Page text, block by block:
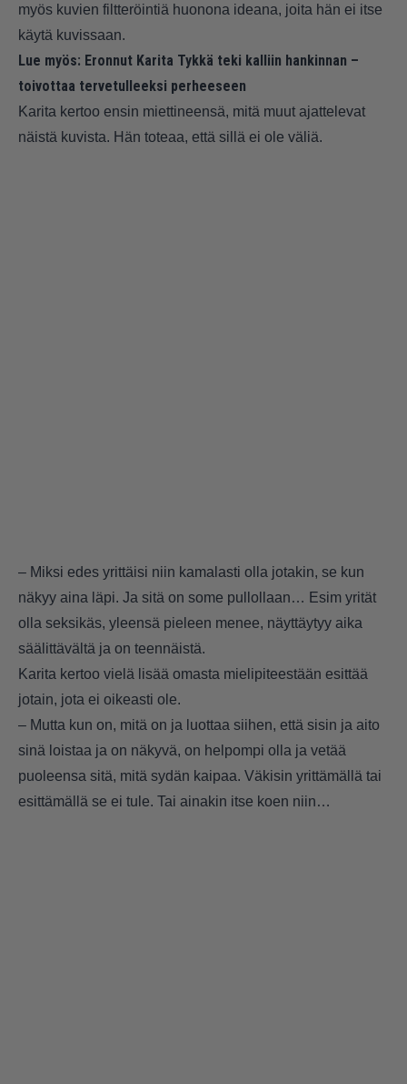
myös kuvien filtteröintiä huonona ideana, joita hän ei itse
käytä kuvissaan.
Lue myös: Eronnut Karita Tykkä teki kalliin hankinnan –
toivottaa tervetulleeksi perheeseen
Karita kertoo ensin miettineensä, mitä muut ajattelevat
näistä kuvista. Hän toteaa, että sillä ei ole väliä.
– Miksi edes yrittäisi niin kamalasti olla jotakin, se kun
näkyy aina läpi. Ja sitä on some pullollaan… Esim yrität
olla seksikäs, yleensä pieleen menee, näyttäytyy aika
säälittävältä ja on teennäistä.
Karita kertoo vielä lisää omasta mielipiteestään esittää
jotain, jota ei oikeasti ole.
– Mutta kun on, mitä on ja luottaa siihen, että sisin ja aito
sinä loistaa ja on näkyvä, on helpompi olla ja vetää
puoleensa sitä, mitä sydän kaipaa. Väkisin yrittämällä tai
esittämällä se ei tule. Tai ainakin itse koen niin…